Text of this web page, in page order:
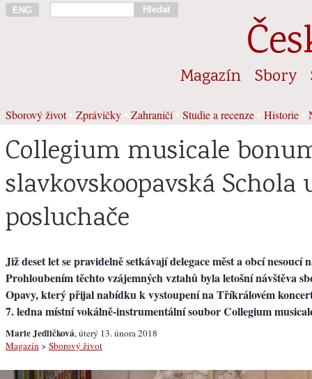
ENG Hledat
Magazín Sbory
Sborový život• Zprávičky Zahraničí• Studie a recenze Historie
Collegium musicale
slavkovskoopavská
posluchače
Již deset let se pravidelně setkávají delegace měst a obcí nesoucí
Prohloubením těchto vzájemných vztahů byla letošní návštěva
Opavy, který přijal nabídku k vystoupení na Tříkrálovém
7. ledna místní vokálně-instrumentální soubor Collegium
Marie Jedličková, úterý 13. února 2018
Magazín > Sborový život